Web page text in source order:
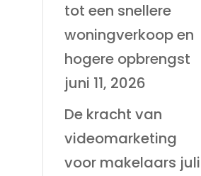
tot een snellere
woningverkoop en
hogere opbrengst
juni 11, 2026
De kracht van
videomarketing
voor makelaars juli